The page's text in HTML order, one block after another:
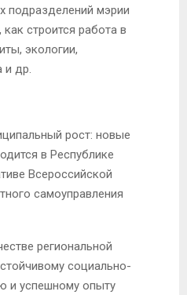
подразделений мэрии
строится работа в
экологии,
и др.
рост: новые
в Республике
Всероссийской
самоуправления
региональной
социально-
и успешному опыту